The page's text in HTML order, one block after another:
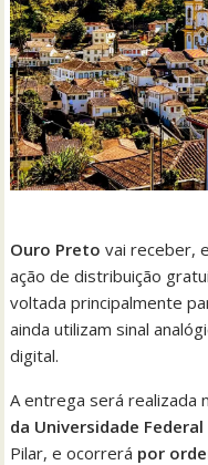
Ouro Preto vai receber,
ação de distribuição
voltada principalmente
ainda utilizam sinal
digital.
A entrega será realizada
da Universidade
Pilar, e ocorrerá por